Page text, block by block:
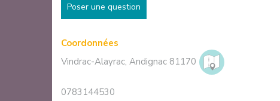
Poser une question
Coordonnées
Vindrac-Alayrac, Andignac 81170
0783144530